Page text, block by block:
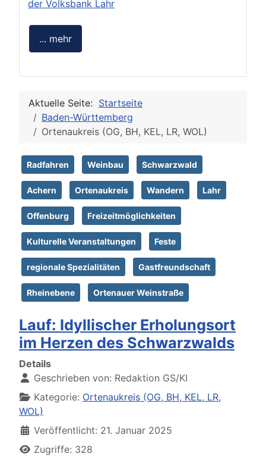
der Volksbank Lahr
... mehr
Aktuelle Seite: Startseite
Baden-Württemberg
Ortenaukreis (OG, BH, KEL, LR, WOL)
Radfahren Weinbau Schwarzwald
Achern Ortenaukreis Wandern Lahr
Offenburg Freizeitmöglichkeiten
Kulturelle Veranstaltungen Feste
regionale Spezialitäten Gastfreundschaft
Rheinebene Ortenauer Weinstraße
Lauf: Idyllischer Erholungsort
im Herzen des Schwarzwalds
Details
Geschrieben von: Redaktion GS/KI
Kategorie: Ortenaukreis (OG, BH, KEL, LR,
WOL)
Veröffentlicht: 21. Januar 2025
Zugriffe: 328